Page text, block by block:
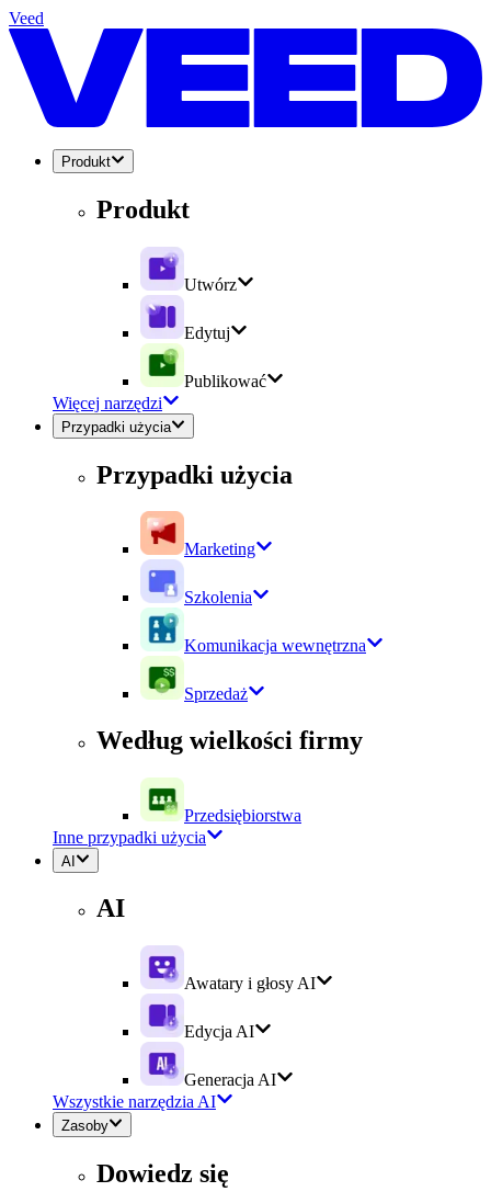
Veed
Produkt
Produkt
Utwórz
Edytuj
Publikować
Więcej narzędzi
Przypadki użycia
Przypadki użycia
Marketing
Szkolenia
Komunikacja wewnętrzna
Sprzedaż
Według wielkości firmy
Przedsiębiorstwa
Inne przypadki użycia
AI
AI
Awatary i głosy AI
Edycja AI
Generacja AI
Wszystkie narzędzia AI
Zasoby
Dowiedz się